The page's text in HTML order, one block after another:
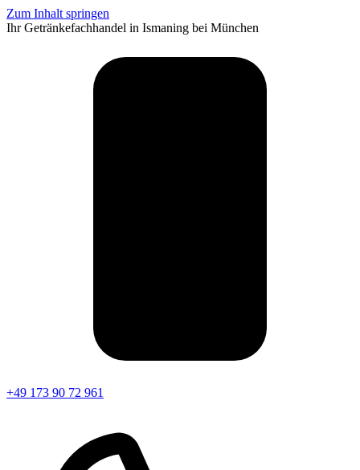
Zum Inhalt springen
Ihr Getränkefachhandel in Ismaning bei München
+49 173 90 72 961